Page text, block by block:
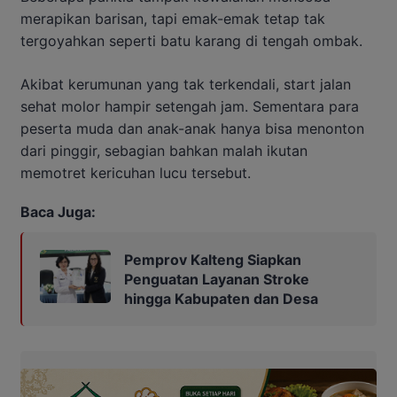
merapikan barisan, tapi emak-emak tetap tak
tergoyahkan seperti batu karang di tengah ombak.
Akibat kerumunan yang tak terkendali, start jalan
sehat molor hampir setengah jam. Sementara para
peserta muda dan anak-anak hanya bisa menonton
dari pinggir, sebagian bahkan malah ikutan
memotret kericuhan lucu tersebut.
Baca Juga:
Pemprov Kalteng Siapkan
Penguatan Layanan Stroke
hingga Kabupaten dan Desa